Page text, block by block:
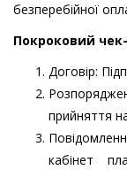
безперебійної
Покроковий
Договір:
прийняття
кабінет